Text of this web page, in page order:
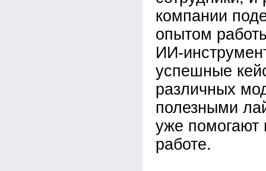
компании
опытом
ИИ-
успешные
различных
полезными
уже помогают
работе.